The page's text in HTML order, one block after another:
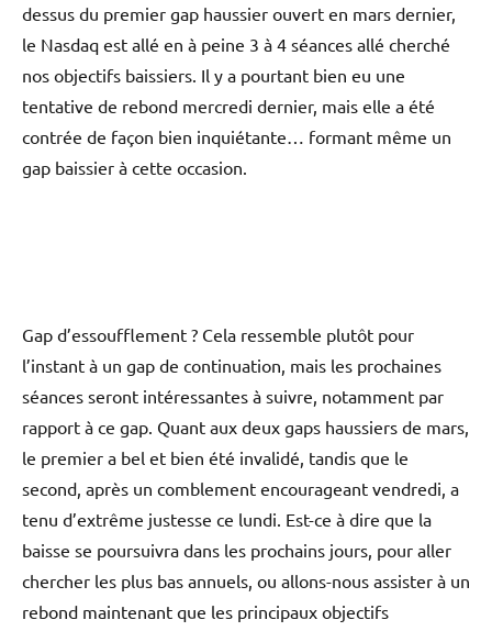
dessus du premier gap haussier ouvert en mars dernier,
le Nasdaq est allé en à peine 3 à 4 séances allé cherché
nos objectifs baissiers. Il y a pourtant bien eu une
tentative de rebond mercredi dernier, mais elle a été
contrée de façon bien inquiétante… formant même un
gap baissier à cette occasion.
Gap d’essoufflement ? Cela ressemble plutôt pour
l’instant à un gap de continuation, mais les prochaines
séances seront intéressantes à suivre, notamment par
rapport à ce gap. Quant aux deux gaps haussiers de mars,
le premier a bel et bien été invalidé, tandis que le
second, après un comblement encourageant vendredi, a
tenu d’extrême justesse ce lundi. Est-ce à dire que la
baisse se poursuivra dans les prochains jours, pour aller
chercher les plus bas annuels, ou allons-nous assister à un
rebond maintenant que les principaux objectifs